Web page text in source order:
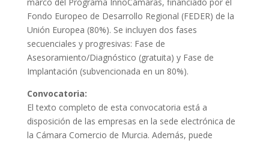
Fondo Europeo de Desarrollo Regional (FEDER) de la
Unión Europea (80%). Se incluyen dos fases
secuenciales y progresivas: Fase de
Asesoramiento/Diagnóstico (gratuita) y Fase de
Implantación (subvencionada en un 80%).
Convocatoria:
El texto completo de esta convocatoria está a
disposición de las empresas en la sede electrónica de
la Cámara Comercio de Murcia. Además, puede